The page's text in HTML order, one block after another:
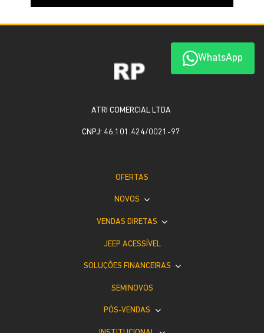
WhatsApp
ATRI COMERCIAL LTDA
CNPJ: 46.101.424/0021-97
OFERTAS
NOVOS
VENDAS DIRETAS
JEEP ACESSÍVEL
SOLUÇÕES FINANCEIRAS
SEMINOVOS
PÓS-VENDAS